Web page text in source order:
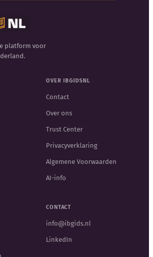
platform voor
OVER IBGIDSNL
Contact
Over ons
Trust Center
Privacyverklaring
Algemene Voorwaarden
AI-info
CONTACT
info@ibgids.nl
LinkedIn